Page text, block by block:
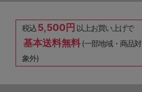
税込5,500円 以上お買い上げで
基本送料無料(一部地域・商品対
象外)